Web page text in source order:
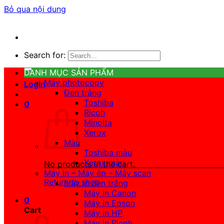
Bỏ qua nội dung
Search for:
Login
0
No products in the cart.
Return to shop
0
Cart
DANH MỤC SẢN PHẨM
Máy photocopy
Đen trắng
Toshiba
Ricoh
Minolta
Xerox
Màu
Toshiba màu
Xerox màu
Máy in – Máy ép – Máy scan
Máy in đen trắng
Máy in Canon
Máy in Epson
Máy in HP